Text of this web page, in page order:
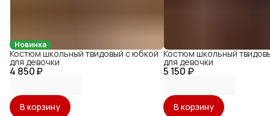
Новинка
4 850 ₽
Костюм школьный твидовый с юбкой
для девочки
В корзину
5 150 ₽
Костюм школьный
для девочки
В корзину